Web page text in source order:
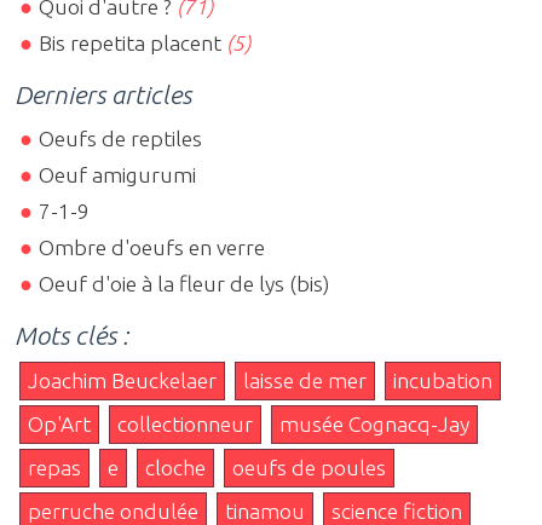
Quoi d'autre ? (71)
Bis repetita placent (5)
Derniers articles
Oeufs de reptiles
Oeuf amigurumi
7-1-9
Ombre d'oeufs en verre
Oeuf d'oie à la fleur de lys (bis)
Mots clés :
Joachim Beuckelaer laisse de mer
incubation
Op'Art
collectionneur
musée Cognacq-Jay
repas
e cloche
oeufs de poules
perruche ondulée
tinamou
science fiction